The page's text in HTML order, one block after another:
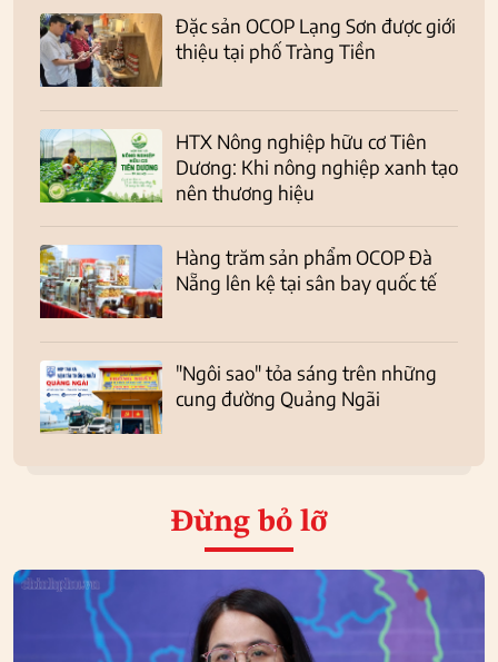
Đặc sản OCOP Lạng Sơn được giới
thiệu tại phố Tràng Tiền
HTX Nông nghiệp hữu cơ Tiên
Dương: Khi nông nghiệp xanh tạo
nên thương hiệu
Hàng trăm sản phẩm OCOP Đà
Nẵng lên kệ tại sân bay quốc tế
"Ngôi sao" tỏa sáng trên những
cung đường Quảng Ngãi
Đừng bỏ lỡ